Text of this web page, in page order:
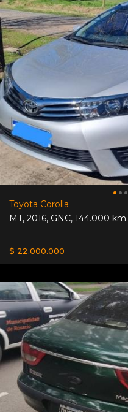
Toyota Corolla
MT, 2016, GNC, 144.000 km.
$ 22.000.000